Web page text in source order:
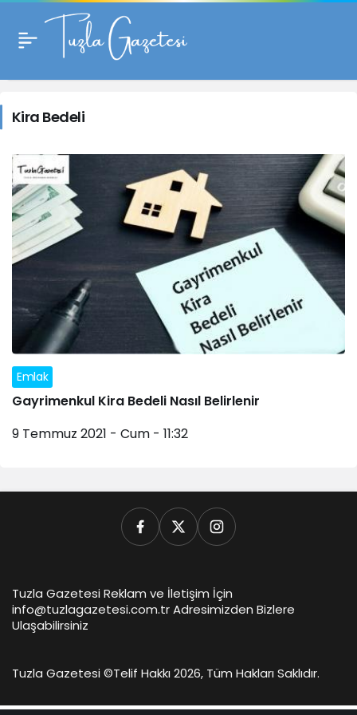
Kira
Bedeli
Haberleri
Kira Bedeli
Emlak
Gayrimenkul Kira Bedeli Nasıl Belirlenir
9 Temmuz 2021 - Cum - 11:32
Tuzla Gazetesi Reklam ve İletişim İçin
info@tuzlagazetesi.com.tr Adresimizden Bizlere
Ulaşabilirsiniz
Tuzla Gazetesi ©Telif Hakkı 2026, Tüm Hakları Saklıdır.